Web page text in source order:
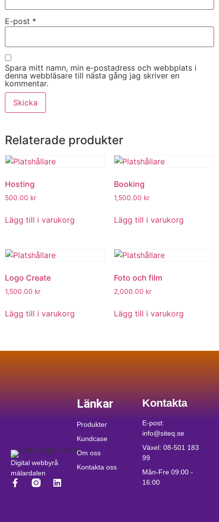
E-post *
Spara mitt namn, min e-postadress och webbplats i
denna webbläsare till nästa gång jag skriver en
kommentar.
Relaterade produkter
Hosting
500.00 kr
Lägg till i varukorg
Booking
1,500.00 kr
Lägg till i varukorg
Logo Create
1,500.00 kr
Lägg till i varukorg
Foto och film
2,000.00 kr
Lägg till i varukorg
Digital webbyrå
mälardalen
Länkar
Produkter
Kundcase
Om oss
Kontakta oss
Kontakta
E-post:
info@siteq.se
Växel: 08-501 183
99
Mån-Fre 09:00 -
16:00